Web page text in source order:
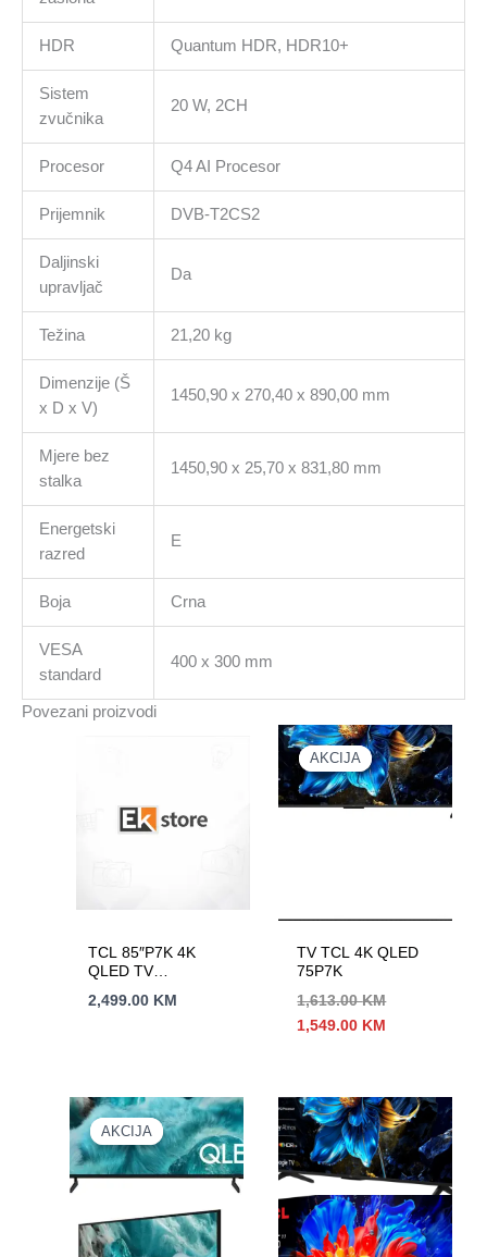
HDR Quantum HDR, HDR10+
Sistem
zvučnika
20 W, 2CH
Procesor Q4 AI Procesor
Prijemnik DVB-T2CS2
Daljinski
upravljač
Da
Težina 21,20 kg
Dimenzije (Š
x D x V)
1450,90 x 270,40 x 890,00 mm
Mjere bez
stalka
1450,90 x 25,70 x 831,80 mm
Energetski
razred
E
Boja Crna
VESA
standard
400 x 300 mm
Povezani proizvodi
TCL 85″P7K 4K
QLED TV
HDR multi-
2,499.00 KM
AKCIJA
AKCIJA
TV TCL 4K QLED
75P7K
1,613.00KM
Izvorna
cijena
1,549.00 KM
AKCIJA
AKCIJA